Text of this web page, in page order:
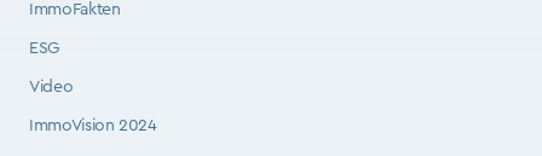
ImmoFakten
ESG
Video
ImmoVision 2024